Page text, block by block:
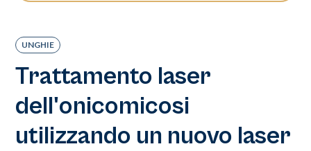
UNGHIE
Trattamento laser
dell'onicomicosi
utilizzando un nuovo laser